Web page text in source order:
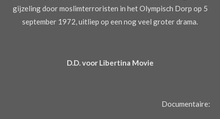
gijzeling door moslimterroristen in het Olympisch Dorp op 5
september 1972, uitliep op een nog veel groter drama.
D.D. voor Libertina Movie
Documentaire: